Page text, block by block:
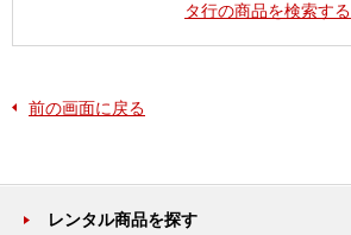
タ行の商品を検索する
前の画面に戻る
レンタル商品を探す